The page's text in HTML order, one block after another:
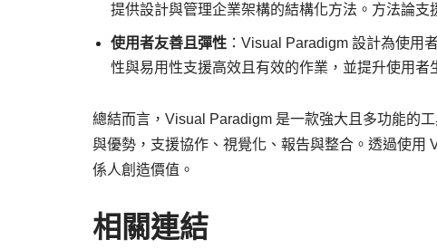
提供設計與管理企業架構的結構化方法。方法論支
使用者友善且彈性 ：Visual Paradigm 設計為使用
性與易用性支援高效且有效的作業，並提升使用者
總結而言，Visual Paradigm 是一款強大且多功能的
與優勢，支援協作、視覺化、報告與整合。透過使用
係人創造價值。
相關連結